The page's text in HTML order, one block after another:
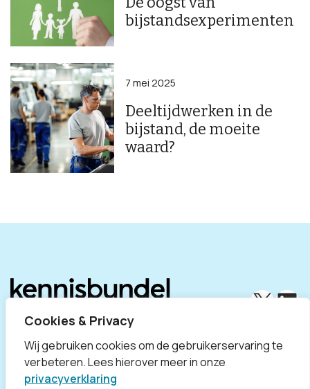
Cookies & Privacy
Wij gebruiken cookies om de gebruikerservaring te
verbeteren. Lees hierover meer in onze
privacyverklaring
bijstandsexperimenten
Deeltijdwerken in de
bijstand, de moeite
waard?
7 mei 2025
X